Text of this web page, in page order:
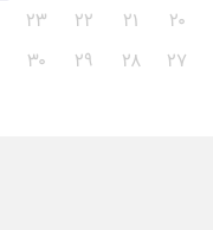
۲۰
۲۱ ۲۲ ۲۳
۲۷
۲۸ ۲۹ ۳۰